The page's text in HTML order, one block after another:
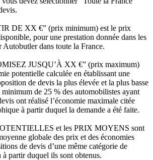
DE XX €” (prix minimum) est le prix
pour une prestation donnée dans les
Autobutler dans toute la France.
JUSQU’À XX €” (prix maximum)
potentielle calculée en établissant une
de devis la plus élevée et la plus basse
de 25 % des automobilistes ayant
ont réalisé l’économie maximale citée
à partir duquel la demande a été faite.
et les PRIX MOYENS sont
globale des prix et des économies
de devis d’une même catégorie de
à partir duquel ils sont obtenus.